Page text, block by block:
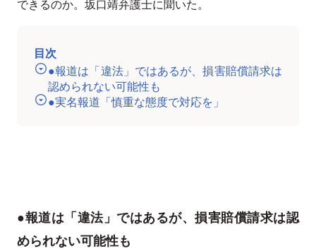
できるのか。坂口靖弁護士に聞いた。
目次
●報道は「違法」ではあるが、損害賠償請求は
認められない可能性も
●実名報道「慎重な態度で対応を」
●報道は「違法」ではあるが、損害賠償請求は認
められない可能性も